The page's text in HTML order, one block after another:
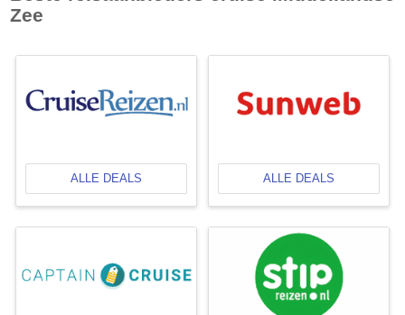
Zee
ALLE DEALS ALLE DEALS